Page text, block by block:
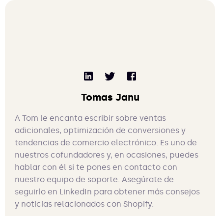
Tomas Janu
A Tom le encanta escribir sobre ventas
adicionales, optimización de conversiones y
tendencias de comercio electrónico. Es uno de
nuestros cofundadores y, en ocasiones, puedes
hablar con él si te pones en contacto con
nuestro equipo de soporte. Asegúrate de
seguirlo en LinkedIn para obtener más consejos
y noticias relacionados con Shopify.